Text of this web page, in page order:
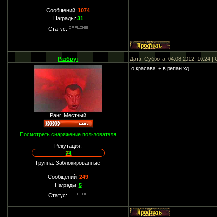
Сообщений:1074
Награды: 31
Статус:
Разбрут Дата: Суббота, 04.08.2012, 10:24
Ранг: Местный
Посмотреть снаряжение пользователя
Репутация:
74
Группа: Заблокированные
Сообщений:249
Награды: 5
Статус:
о,красава! + в репан хд